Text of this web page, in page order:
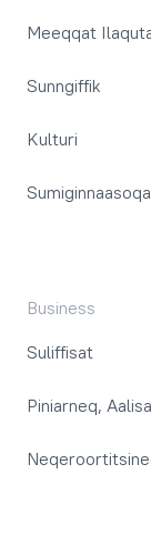
Meeqqat
Sunngiffik
Kulturi
Business
Suliffisat
Piniarneq,